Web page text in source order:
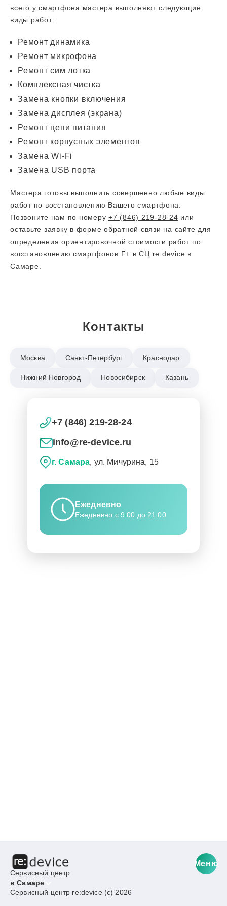
всего у смартфона мастера выполняют следующие
виды работ:
Ремонт динамика
Ремонт микрофона
Ремонт сим лотка
Комплексная чистка
Замена кнопки включения
Замена дисплея (экрана)
Ремонт цепи питания
Ремонт корпусных элементов
Замена Wi-Fi
Замена USB порта
Мастера готовы выполнить совершенно любые виды
работ по восстановлению Вашего смартфона.
Позвоните нам по номеру +7 (846) 219-28-24 или
оставьте заявку в форме обратной связи на сайте для
определения ориентировочной стоимости работ по
восстановлению смартфонов F+ в СЦ re:device в
Самаре.
Контакты
Москва Санкт-Петербург Краснодар
Нижний Новгород Новосибирск Казань
+7 (846) 219-28-24
info@re-device.ru
г. Самара, ул. Мичурина, 15
Ежедневно
Ежедневно с 9:00 до 21:00
Сервисный центр
в Самаре
Меню
Сервисный центр re:device (c) 2026